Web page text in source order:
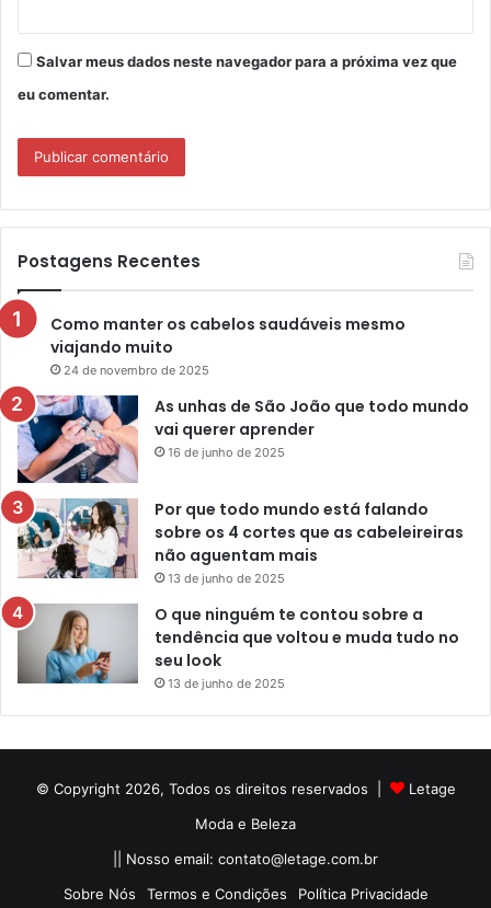
Salvar meus dados neste navegador para a próxima vez que
eu comentar.
Postagens Recentes
Como manter os cabelos saudáveis mesmo
viajando muito
24 de novembro de 2025
As unhas de São João que todo mundo
vai querer aprender
16 de junho de 2025
Por que todo mundo está falando
sobre os 4 cortes que as cabeleireiras
não aguentam mais
13 de junho de 2025
O que ninguém te contou sobre a
tendência que voltou e muda tudo no
seu look
13 de junho de 2025
© Copyright 2026, Todos os direitos reservados |
Letage
Moda e Beleza
|| Nosso email: contato@letage.com.br
Sobre Nós
Termos e Condições Política Privacidade